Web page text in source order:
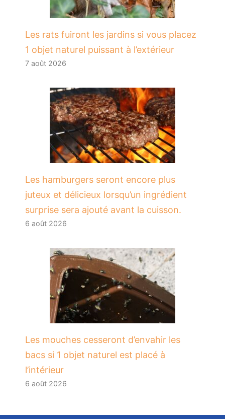
Les rats fuiront les jardins si vous placez
1 objet naturel puissant à l’extérieur
7 août 2026
Les hamburgers seront encore plus
juteux et délicieux lorsqu’un ingrédient
surprise sera ajouté avant la cuisson.
6 août 2026
Les mouches cesseront d’envahir les
bacs si 1 objet naturel est placé à
l’intérieur
6 août 2026